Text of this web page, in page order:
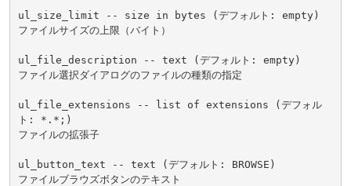
ul_size_limit -- size in bytes (デフォルト: empty)
ファイルサイズの上限（バイト）
ul_file_description -- text (デフォルト: empty)
ファイル選択ダイアログのファイルの種類の指定
ul_file_extensions -- list of extensions (デフォル
ト: *.*;)
ファイルの拡張子
ul_button_text -- text (デフォルト: BROWSE)
ファイルブラウズボタンのテキスト